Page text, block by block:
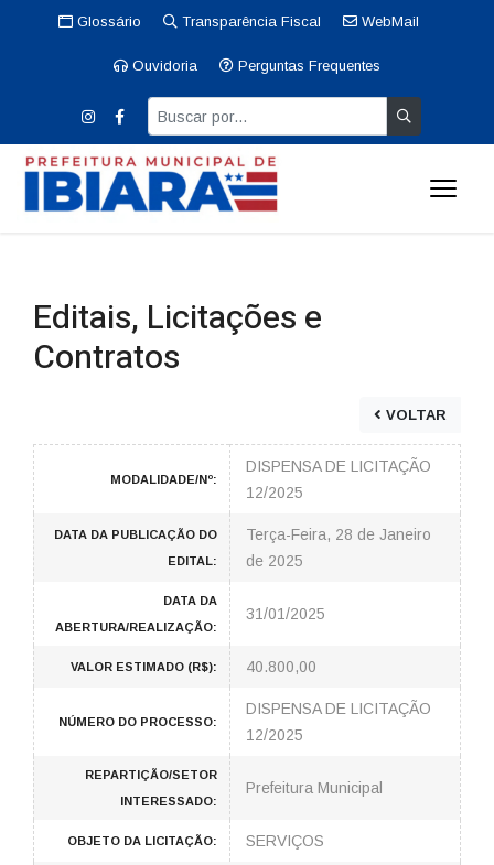
Glossário Transparência Fiscal WebMail
Ouvidoria Perguntas Frequentes
Editais, Licitações e
Contratos
VOLTAR
MODALIDADE/Nº:
DISPENSA DE LICITAÇÃO
12/2025
DATA DA PUBLICAÇÃO DO
EDITAL:
Terça-Feira, 28 de Janeiro
de 2025
DATA DA
ABERTURA/REALIZAÇÃO:
31/01/2025
VALOR ESTIMADO (R$): 40.800,00
NÚMERO DO PROCESSO:
DISPENSA DE LICITAÇÃO
12/2025
REPARTIÇÃO/SETOR
INTERESSADO:
Prefeitura Municipal
OBJETO DA LICITAÇÃO: SERVIÇOS